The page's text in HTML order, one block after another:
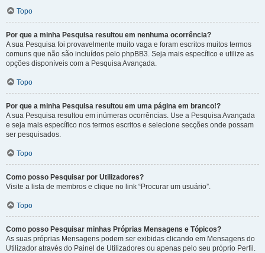
Topo
Por que a minha Pesquisa resultou em nenhuma ocorrência?
A sua Pesquisa foi provavelmente muito vaga e foram escritos muitos termos
comuns que não são incluídos pelo phpBB3. Seja mais específico e utilize as
opções disponíveis com a Pesquisa Avançada.
Topo
Por que a minha Pesquisa resultou em uma página em branco!?
A sua Pesquisa resultou em inúmeras ocorrências. Use a Pesquisa Avançada
e seja mais específico nos termos escritos e selecione secções onde possam
ser pesquisados.
Topo
Como posso Pesquisar por Utilizadores?
Visite a lista de membros e clique no link “Procurar um usuário”.
Topo
Como posso Pesquisar minhas Próprias Mensagens e Tópicos?
As suas próprias Mensagens podem ser exibidas clicando em Mensagens do
Utilizador através do Painel de Utilizadores ou apenas pelo seu próprio Perfil.